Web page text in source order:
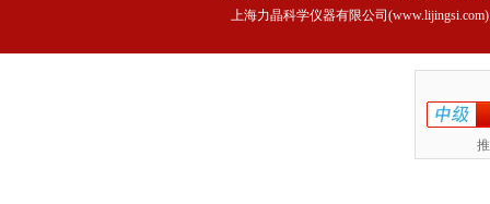
上海力晶科学仪器有限公司